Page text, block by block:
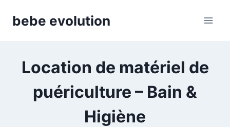
bebe evolution
Location de matériel de
puériculture – Bain &
Higiène